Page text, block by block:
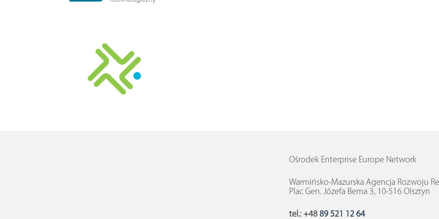
Ośrodek Enterprise Europe Network
Warmińsko-Mazurska Agencja Rozwoju
Plac Gen. Józefa Bema 3, 10-516 Olsztyn
tel.: +48 89 521 12 64